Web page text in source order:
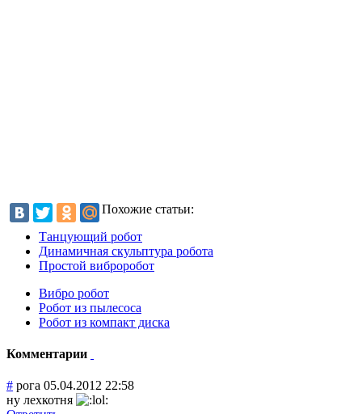
Похожие статьи:
Танцующий робот
Динамичная скульптура робота
Простой виброробот
Вибро робот
Робот из пылесоса
Робот из компакт диска
Комментарии
# рога 05.04.2012 22:58
ну лехкотня